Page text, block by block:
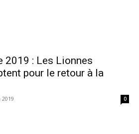
2019 : Les Lionnes
pour le retour à la
0